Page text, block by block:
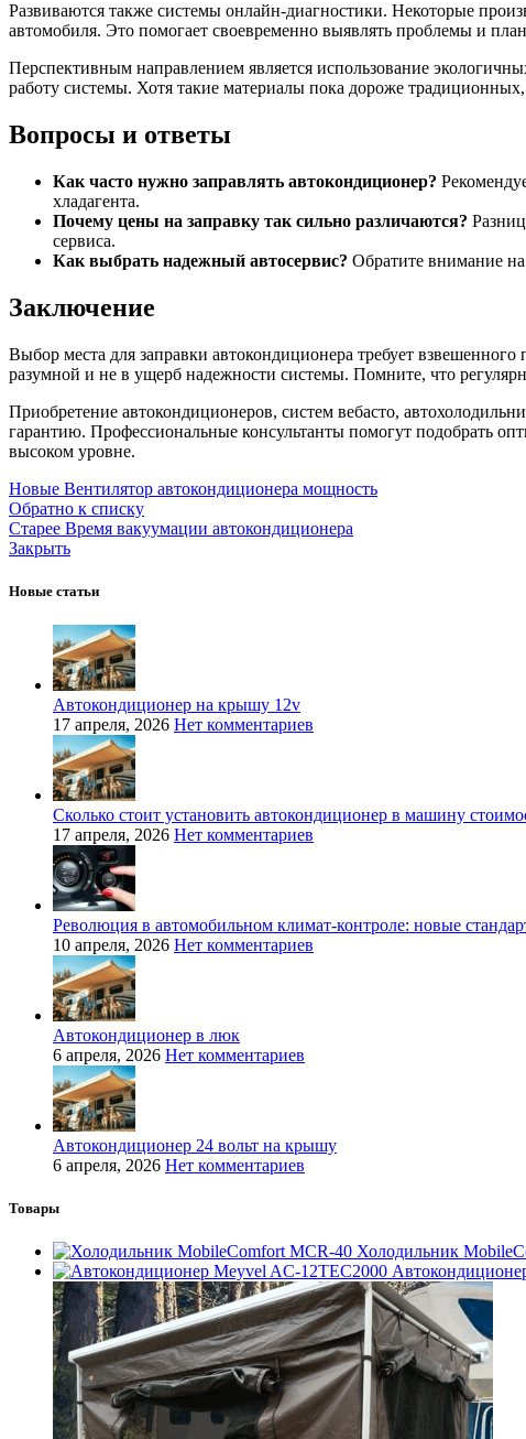
Развиваются также системы онлайн-диагностики. Некоторые
автомобиля. Это помогает своевременно выявлять проблемы и
Перспективным направлением является использование
работу системы. Хотя такие материалы пока дороже традиционных,
Вопросы и ответы
Как часто нужно заправлять автокондиционер?
хладагента.
Почему цены на заправку так сильно различаются?
сервиса.
Как выбрать надежный автосервис? Обратите внимание
Заключение
Выбор места для заправки автокондиционера требует
разумной и не в ущерб надежности системы. Помните, что
Приобретение автокондиционеров, систем вебасто,
гарантию. Профессиональные консультанты помогут подобрать
высоком уровне.
Новые Вентилятор автокондиционера мощность
Обратно к списку
Старее Время вакуумации автокондиционера
Закрыть
Новые статьи
Автокондиционер на крышу 12v
17 апреля, 2026 Нет комментариев
Сколько стоит установить автокондиционер в машину
17 апреля, 2026 Нет комментариев
Революция в автомобильном климат-контроле: новые
10 апреля, 2026 Нет комментариев
Автокондиционер в люк
6 апреля, 2026 Нет комментариев
Автокондиционер 24 вольт на крышу
6 апреля, 2026 Нет комментариев
Товары
Холодильник